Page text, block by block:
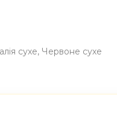
сухе Червоне сухе